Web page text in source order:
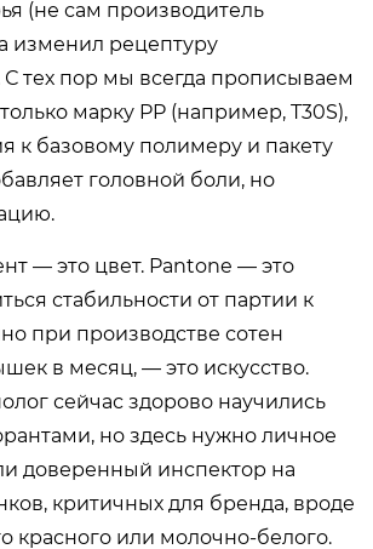
(не сам производитель
изменил рецептуру
С тех пор мы всегда прописываем
марку PP (например, T30S),
к базовому полимеру и пакету
головной боли, но
— это цвет. Pantone — это
стабильности от партии к
при производстве сотен
в месяц, — это искусство.
сейчас здорово научились
но здесь нужно личное
доверенный инспектор на
критичных для бренда, вроде
красного или молочно-белого.